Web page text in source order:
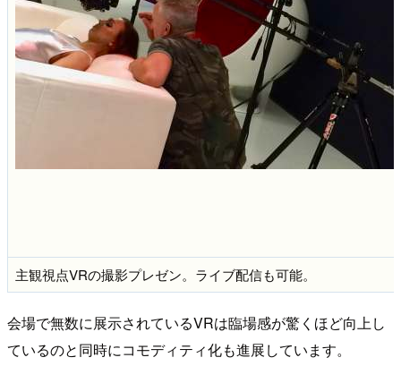
主観視点VRの撮影プレゼン。ライブ配信も可能。
会場で無数に展示されているVRは臨場感が驚くほど向上し
ているのと同時にコモディティ化も進展しています。